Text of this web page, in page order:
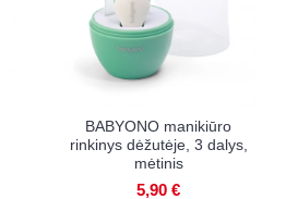
BABYONO manikiūro
rinkinys dėžutėje, 3 dalys,
mėtinis
5,90 €